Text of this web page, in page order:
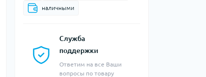
наличными
Служба
поддержки
Ответим на все Ваши
вопросы по товару